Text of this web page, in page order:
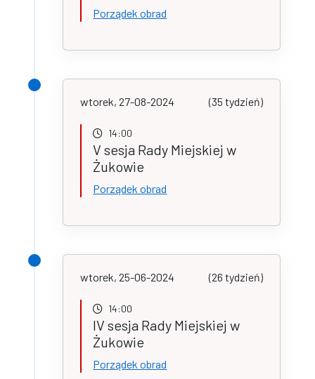
Porządek obrad
wtorek, 27-08-2024 (35 tydzień)
14:00
V sesja Rady Miejskiej w
Żukowie
Porządek obrad
wtorek, 25-06-2024 (26 tydzień)
14:00
IV sesja Rady Miejskiej w
Żukowie
Porządek obrad